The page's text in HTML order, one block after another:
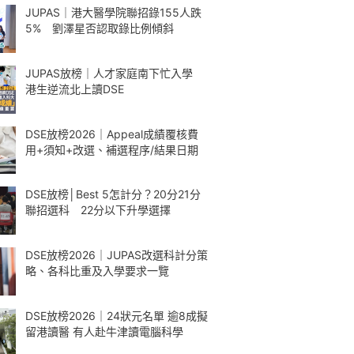
JUPAS｜港大醫學院聯招錄155人跌
5% 劉澤星否認取錄比例傾斜
JUPAS放榜｜人才家庭南下忙入學
港生逆流北上讀DSE
DSE放榜2026｜Appeal成績覆核費
用+須知+改選、補選程序/結果日期
DSE放榜│Best 5怎計分？20分21分
聯招選科 22分以下升學選擇
DSE放榜2026｜JUPAS改選科計分策
略、各科比重及入學要求一覽
DSE放榜2026｜24狀元名單 逾8成擬
留港讀醫 有人赴牛津讀電腦科學